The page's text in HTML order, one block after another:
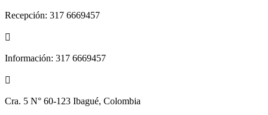
Recepción: 317 6669457

Información: 317 6669457

Cra. 5 N° 60-123 Ibagué, Colombia